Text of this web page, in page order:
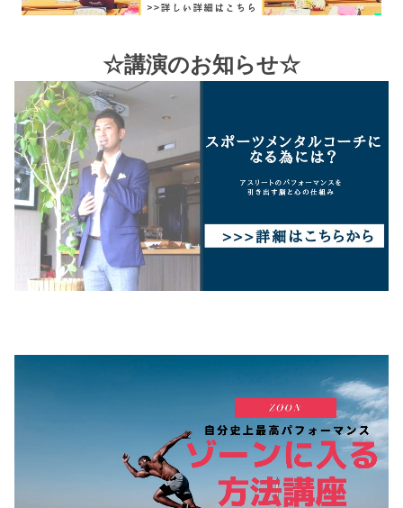
☆講演のお知らせ☆